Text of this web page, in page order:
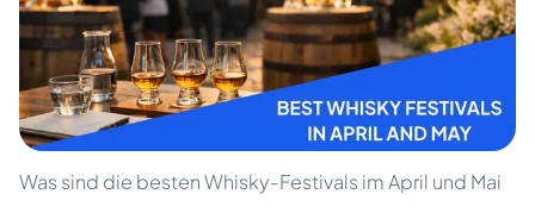
Was sind die besten Whisky-Festivals im April und Mai